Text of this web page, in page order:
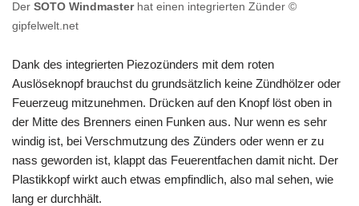
Der SOTO Windmasterhat einen integrierten Zünder ©
gipfelwelt.net
Dank des integrierten Piezozünders mit dem roten
Auslöseknopf brauchst du grundsätzlich keine Zündhölzer oder
Feuerzeug mitzunehmen. Drücken auf den Knopf löst oben in
der Mitte des Brenners einen Funken aus. Nur wenn es sehr
windig ist, bei Verschmutzung des Zünders oder wenn er zu
nass geworden ist, klappt das Feuerentfachen damit nicht. Der
Plastikkopf wirkt auch etwas empfindlich, also mal sehen, wie
lang er durchhält.